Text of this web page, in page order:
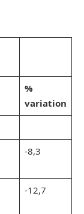
%
variation
-8,3
-12,7